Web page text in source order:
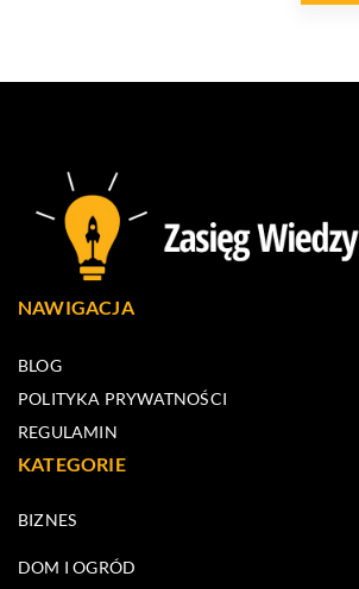
NAWIGACJA
BLOG
POLITYKA PRYWATNOŚCI
REGULAMIN
KATEGORIE
BIZNES
DOM I OGRÓD